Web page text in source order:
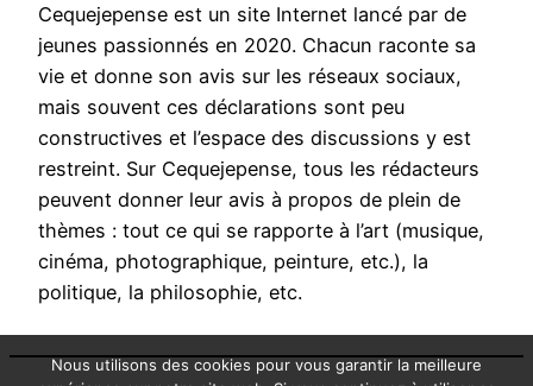
Cequejepense est un site Internet lancé par de
jeunes passionnés en 2020. Chacun raconte sa
vie et donne son avis sur les réseaux sociaux,
mais souvent ces déclarations sont peu
constructives et l’espace des discussions y est
restreint. Sur Cequejepense, tous les rédacteurs
peuvent donner leur avis à propos de plein de
thèmes : tout ce qui se rapporte à l’art (musique,
cinéma, photographique, peinture, etc.), la
politique, la philosophie, etc.
Nous utilisons des cookies pour vous garantir la meilleure